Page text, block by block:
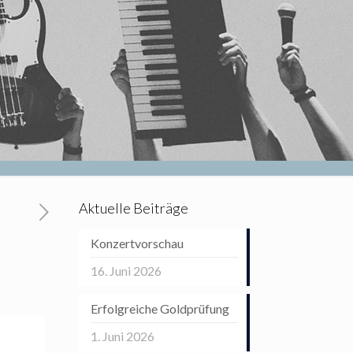
Aktuelle Beiträge
Konzertvorschau
16. Juni 2026
Erfolgreiche Goldprüfung
1. Juni 2026